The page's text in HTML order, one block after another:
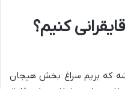
کنیم؟
که بریم سراغ بخش هیجان